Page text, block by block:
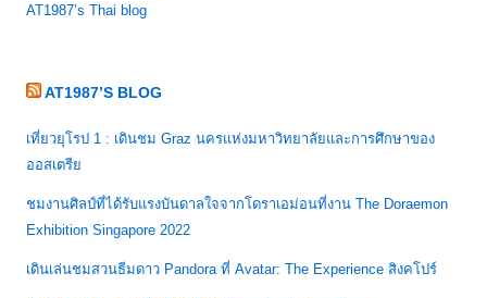
AT1987’s Thai blog
AT1987’S BLOG
เที่ยวยุโรป 1 : เดินชม Graz นครแห่งมหาวิทยาลัยและการศึกษาของ
ออสเตรีย
ชมงานศิลป์ที่ได้รับแรงบันดาลใจจากโดราเอม่อนที่งาน The Doraemon
Exhibition Singapore 2022
เดินเล่นชมสวนธีมดาว Pandora ที่ Avatar: The Experience สิงคโปร์